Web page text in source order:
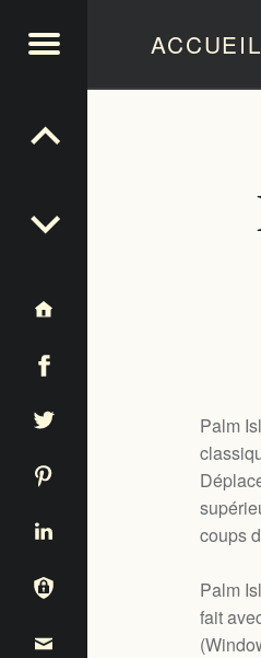
ACCUEIL
Palm
coups
Palm
fait
(